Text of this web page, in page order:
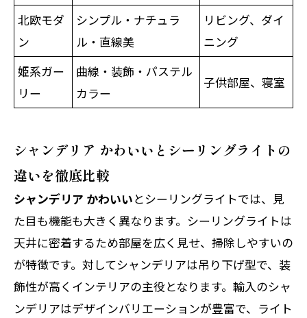
北欧モダ
ン
シンプル・ナチュラ
ル・直線美
リビング、ダイ
ニング
姫系ガー
リー
曲線・装飾・パステル
カラー
子供部屋、寝室
シャンデリア かわいいとシーリングライトの
違いを徹底比較
シャンデリア かわいいとシーリングライトでは、見
た目も機能も大きく異なります。シーリングライトは
天井に密着するため部屋を広く見せ、掃除しやすいの
が特徴です。対してシャンデリアは吊り下げ型で、装
飾性が高くインテリアの主役となります。輸入のシャ
ンデリアはデザインバリエーションが豊富で、ライト